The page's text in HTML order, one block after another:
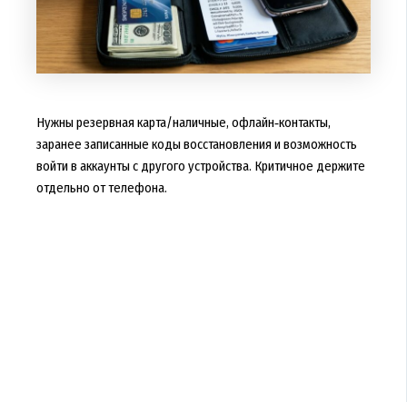
Нужны резервная карта/наличные, офлайн‑контакты,
заранее записанные коды восстановления и возможность
войти в аккаунты с другого устройства. Критичное держите
отдельно от телефона.